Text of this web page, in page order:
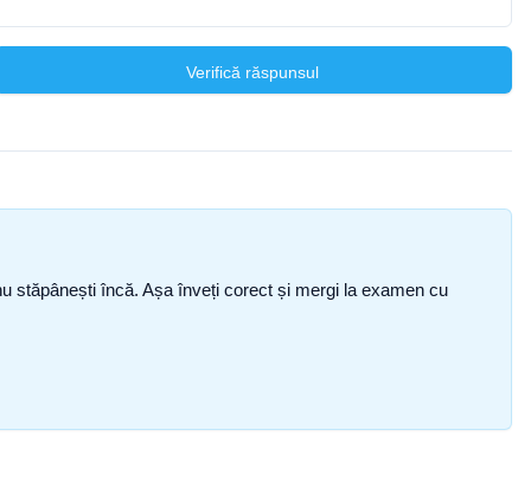
Verifică răspunsul
stăpânești încă. Așa înveți corect și mergi la examen cu